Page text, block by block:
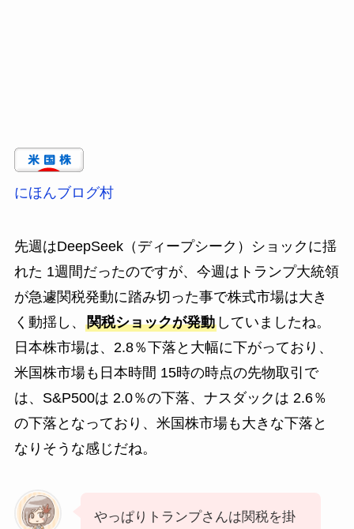
にほんブログ村
先週はDeepSeek（ディープシーク）ショックに揺
れた 1週間だったのですが、今週はトランプ大統領
が急遽関税発動に踏み切った事で株式市場は大き
く動揺し、 関税ショックが発動していましたね。
日本株市場は、2.8％下落と大幅に下がっており、
米国株市場も日本時間 15時の時点の先物取引で
は、S&P500は 2.0％の下落、ナスダックは 2.6％
の下落となっており、米国株市場も大きな下落と
なりそうな感じだね。
やっぱりトランプさんは関税を掛